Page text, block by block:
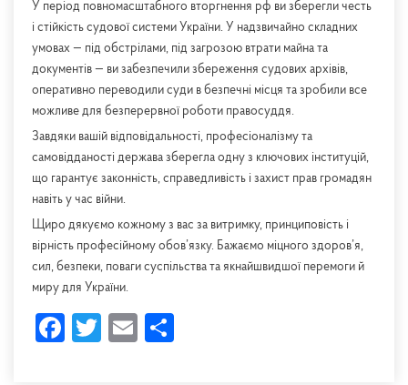
У період повномасштабного вторгнення рф ви зберегли честь
і стійкість судової системи України. У надзвичайно складних
умовах — під обстрілами, під загрозою втрати майна та
документів — ви забезпечили збереження судових архівів,
оперативно переводили суди в безпечні місця та зробили все
можливе для безперервної роботи правосуддя.
Завдяки вашій відповідальності, професіоналізму та
самовідданості держава зберегла одну з ключових інституцій,
що гарантує законність, справедливість і захист прав громадян
навіть у час війни.
Щиро дякуємо кожному з вас за витримку, принциповість і
вірність професійному обов’язку. Бажаємо міцного здоров’я,
сил, безпеки, поваги суспільства та якнайшвидшої перемоги й
миру для України.
Facebook
Twitter
Email